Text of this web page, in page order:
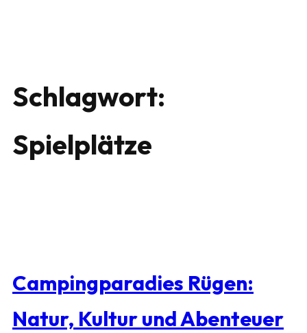
Schlagwort:
Spielplätze
Campingparadies Rügen:
Natur, Kultur und Abenteuer